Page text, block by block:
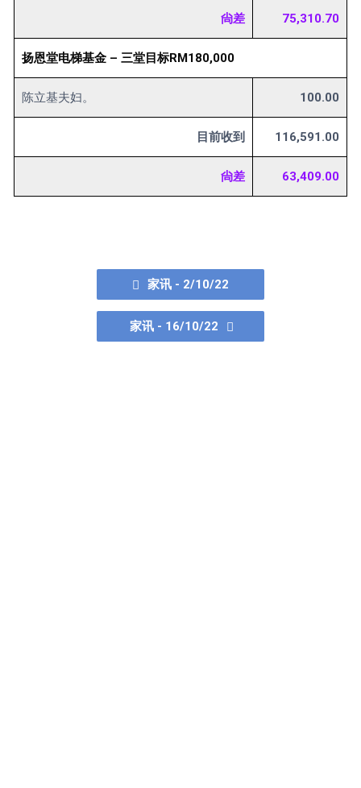
尙差 75,310.70
扬恩堂电梯基金 – 三堂目标RM180,000
陈立基夫妇。 100.00
目前收到 116,591.00
尙差 63,409.00
家讯 - 2/10/22
家讯 - 16/10/22